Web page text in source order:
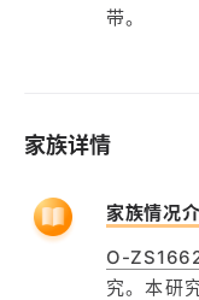
带。
家族详情
家族情况
O-
究。本研